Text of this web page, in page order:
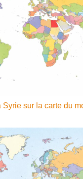
Syrie sur la carte du